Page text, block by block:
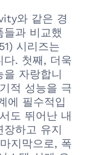
와 같은 경
과 비교했
시리즈는
다. 첫째, 더욱
자랑합니
적 성능을 극
에 필수적입
도 뛰어난 내
하고 유지
지막으로, 폭